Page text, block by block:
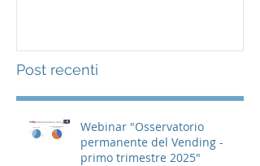
Post recenti
Webinar "Osservatorio
permanente del Vending -
primo trimestre 2025"